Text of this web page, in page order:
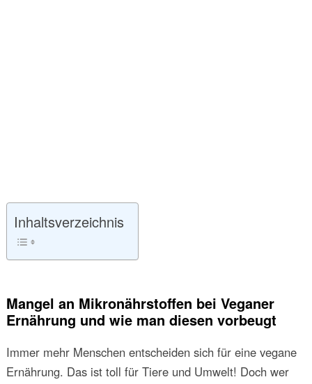
Inhaltsverzeichnis
Mangel an Mikronährstoffen bei Veganer
Ernährung und wie man diesen vorbeugt
Immer mehr Menschen entscheiden sich für eine vegane
Ernährung. Das ist toll für Tiere und Umwelt! Doch wer